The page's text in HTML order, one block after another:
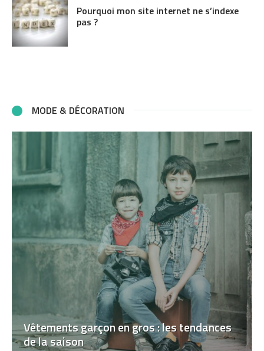
Pourquoi mon site internet ne s’indexe
pas ?
MODE & DÉCORATION
Vêtements garçon en gros : les tendances
de la saison